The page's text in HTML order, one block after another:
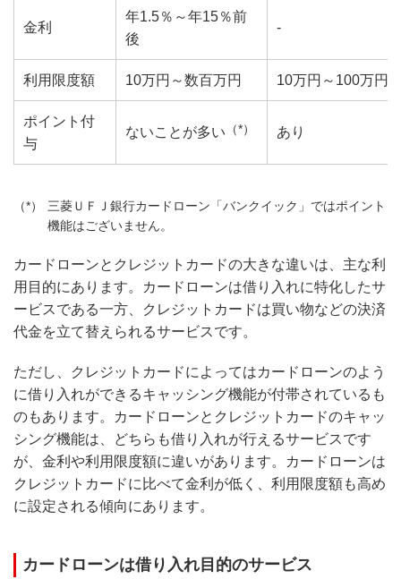
金利
年1.5％～年15％前
後
-
利用限度額 10万円～数百万円 10万円～100万円
ポイント付
与
ないことが多い （*） あり
三菱ＵＦＪ銀行カードローン「バンクイック」ではポイント
機能はございません。
カードローンとクレジットカードの大きな違いは、主な利
用目的にあります。カードローンは借り入れに特化したサ
ービスである一方、クレジットカードは買い物などの決済
代金を立て替えられるサービスです。
ただし、クレジットカードによってはカードローンのよう
に借り入れができるキャッシング機能が付帯されているも
のもあります。カードローンとクレジットカードのキャッ
シング機能は、どちらも借り入れが行えるサービスです
が、金利や利用限度額に違いがあります。カードローンは
クレジットカードに比べて金利が低く、利用限度額も高め
に設定される傾向にあります。
カードローンは借り入れ目的のサービス